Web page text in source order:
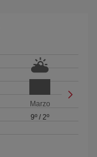
Marzo
9º /2º